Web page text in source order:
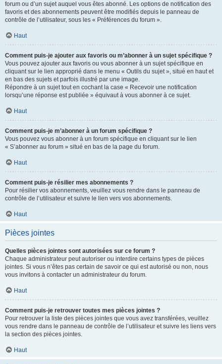
forum ou d’un sujet auquel vous êtes abonné. Les options de notification des
favoris et des abonnements peuvent être modifiés depuis le panneau de
contrôle de l’utilisateur, sous les « Préférences du forum ».
Haut
Comment puis-je ajouter aux favoris ou m’abonner à un sujet spécifique ?
Vous pouvez ajouter aux favoris ou vous abonner à un sujet spécifique en
cliquant sur le lien approprié dans le menu « Outils du sujet », situé en haut et
en bas des sujets et parfois illustré par une image.
Répondre à un sujet tout en cochant la case « Recevoir une notification
lorsqu’une réponse est publiée » équivaut à vous abonner à ce sujet.
Haut
Comment puis-je m’abonner à un forum spécifique ?
Vous pouvez vous abonner à un forum spécifique en cliquant sur le lien
« S’abonner au forum » situé en bas de la page du forum.
Haut
Comment puis-je résilier mes abonnements ?
Pour résilier vos abonnements, veuillez vous rendre dans le panneau de
contrôle de l’utilisateur et suivre le lien vers vos abonnements.
Haut
Pièces jointes
Quelles pièces jointes sont autorisées sur ce forum ?
Chaque administrateur peut autoriser ou interdire certains types de pièces
jointes. Si vous n’êtes pas certain de savoir ce qui est autorisé ou non, nous
vous invitons à contacter un administrateur du forum.
Haut
Comment puis-je retrouver toutes mes pièces jointes ?
Pour retrouver la liste des pièces jointes que vous avez transférées, veuillez
vous rendre dans le panneau de contrôle de l’utilisateur et suivre les liens vers
la section des pièces jointes.
Haut